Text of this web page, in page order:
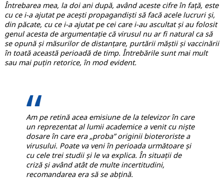
Întrebarea mea, la doi ani după, având aceste cifre în față, este
cu ce i-a ajutat pe acești propagandiști să facă acele lucruri și,
din păcate, cu ce i-a ajutat pe cei care i-au ascultat și au folosit
genul acesta de argumentație că virusul nu ar fi natural ca să
se opună și măsurilor de distanțare, purtării măștii și vaccinării
în toată această perioadă de timp. Întrebările sunt mai mult
sau mai puțin retorice, în mod evident.
Am pe retină acea emisiune de la televizor în care
un reprezentat al lumii academice a venit cu niște
dosare în care era „proba” originii bioteroriste a
virusului. Poate va veni în perioada următoare și
cu cele trei studii și le va explica. În situații de
criză și având atât de multe incertitudini,
recomandarea era să se abțină.